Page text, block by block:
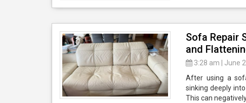
Sofa Repair
and
3:28 am
June
After using a
sinking deeply
This can